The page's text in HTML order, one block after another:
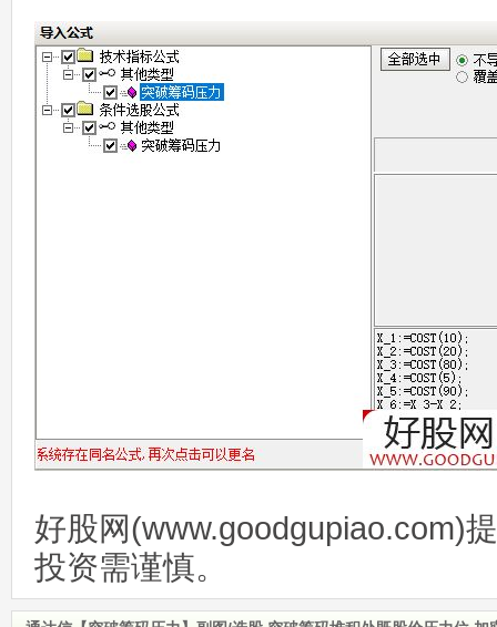
好股网(www.goodgupiao.com)
投资需谨慎。